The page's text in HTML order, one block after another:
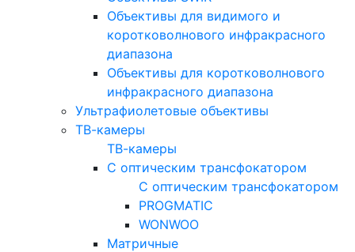
Объективы для видимого и
коротковолнового инфракрасного
диапазона
Объективы для коротковолнового
инфракрасного диапазона
Ультрафиолетовые объективы
ТВ-камеры
ТВ-камеры
С оптическим трансфокатором
С оптическим трансфокатором
PROGMATIC
WONWOO
Матричные